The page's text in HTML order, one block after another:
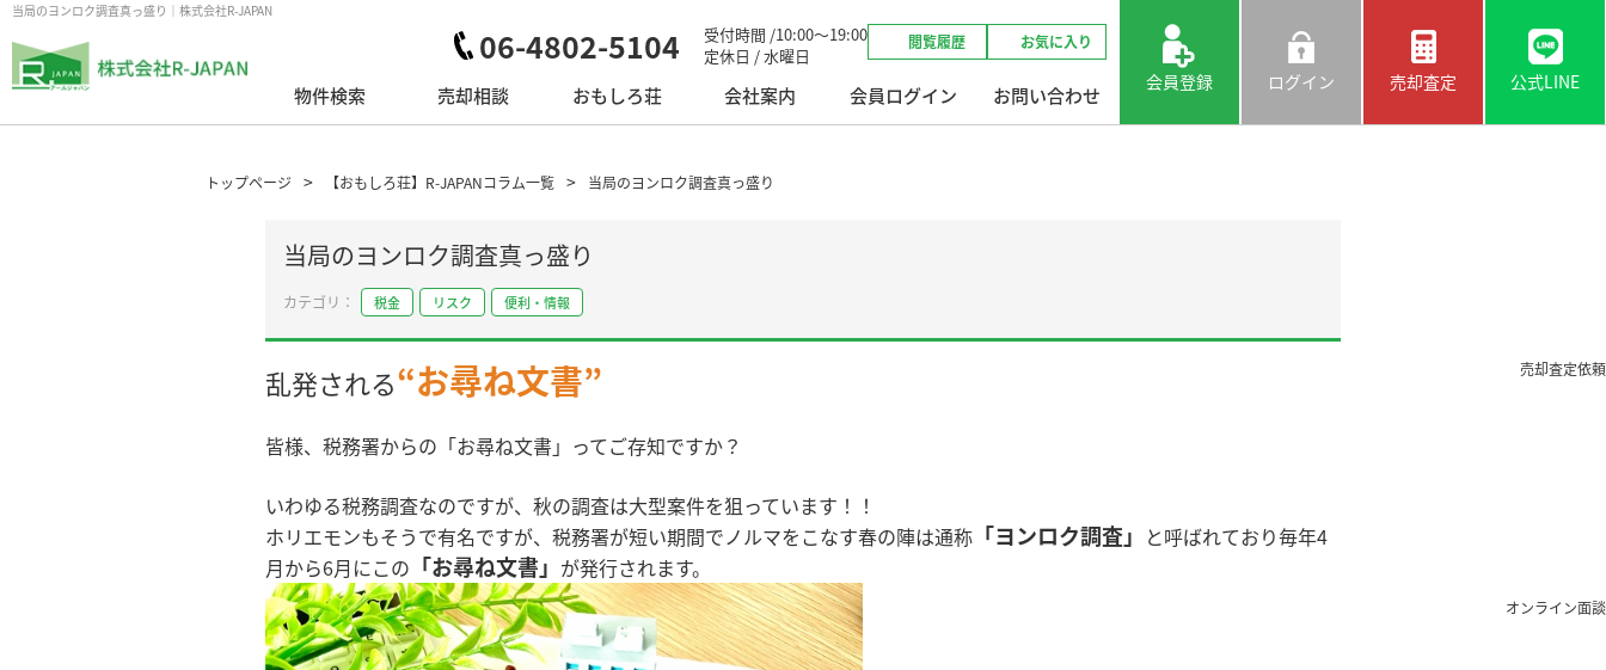
当局のヨンロク調査真っ盛り｜株式会社R-JAPAN
06-4802-5104
受付時間 /10:00～19:00
定休日 / 水曜日
閲覧履歴 お気に入り
物件検索 売却相談 おもしろ荘 会社案内 会員ログイン お問い合わせ
会員登録 ログイン 売却査定 公式LINE
トップページ 【おもしろ荘】R-JAPANコラム一覧 当局のヨンロク調査真っ盛り
当局のヨンロク調査真っ盛り
税金 リスク 便利・情報
乱発される“お尋ね文書”
皆様、税務署からの「お尋ね文書」ってご存知ですか？
いわゆる税務調査なのですが、秋の調査は大型案件を狙っています！！
ホリエモンもそうで有名ですが、税務署が短い期間でノルマをこなす春の陣は通称 「ヨンロク調査」 と呼ばれており毎年4
月から6月にこの 「お尋ね文書」 が発行されます。
売却査定依頼
オンライン面談